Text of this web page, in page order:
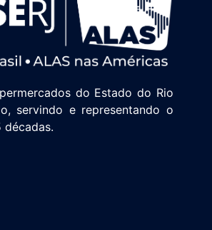
do Estado do Rio
servindo e representando o
décadas.